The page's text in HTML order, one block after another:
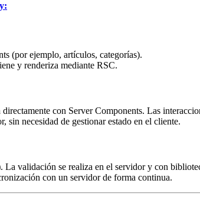
(por ejemplo, artículos, categorías).
y renderiza mediante RSC.
con Server Components. Las
sin necesidad de gestionar estado en el cliente.
validación se realiza en el servidor y con
con un servidor de forma continua.